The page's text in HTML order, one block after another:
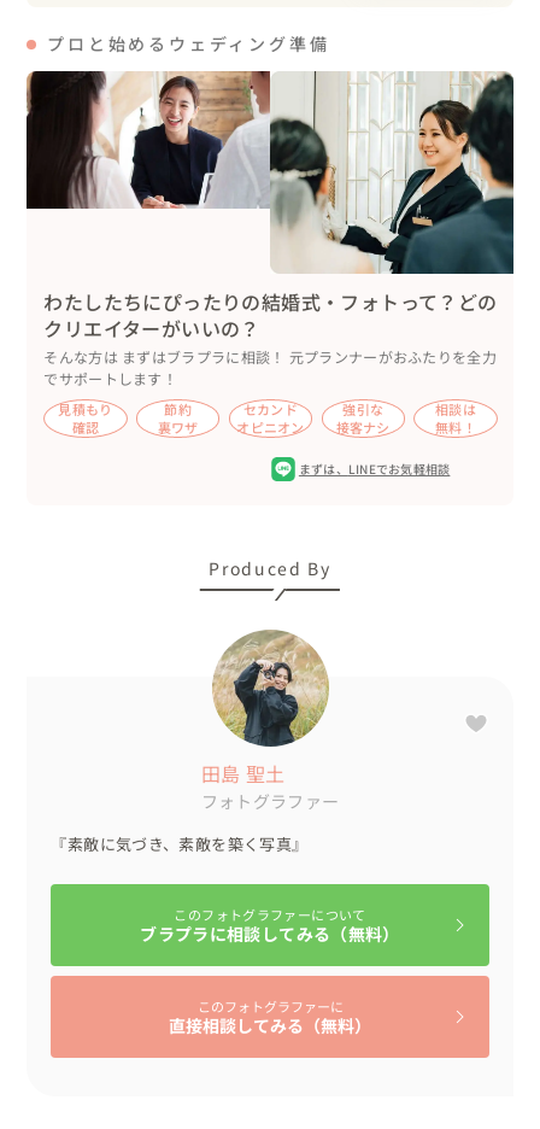
居酒屋のあとは、お父様の運転で「東山商店街」へ🚗
事前に商店街代表の方に許可をいただいており、撮影の際
には各店舗の方にご挨拶をしながら進めました。
「おめでとう！こんな所で撮るんやな！」と商店街の皆さ
んも温かく迎えてくださり、ありがたかったです😆
商店街の看板の下では、おふたりはその場で静止し、ご家
族には指示した方向へ歩いていただき、スローシャッター
撮影を。
ブレているのは、ご家族の皆さんです✨️（エキストラ役を
やっていただきました。）
お母様たちも「次はどうしたらよいの？」とノリノリで撮
影にご参加くださいました☺️
レトロな雰囲気で人気の自動販売機前では、ご両親が「こ
こでも撮るんや！」と興味津々に見守っていらっしゃいま
そのあとは、新婦様が幼少期を過ごされたマンション前
で、当時の写真を再現するカットを撮影。
立ち位置、背の高さ、ポーズや表情まで、昔の写真をお手
思い出話にも花が咲き、大盛り上がりとなりました！
新婦様は「よくここ行っててん」「この建物、こんなに小
さかったかな？」と懐かしそうに新郎様にお話しされてま
おふたりは終始、目を合わせてたくさん会話をされてお
その自然体な表情を逃さないよう、私もシャッターを切り
そして最後は、神戸といえば！の「メリケンパーク」へ🚗
ここでは、これまでのラフな雰囲気とは少し変え、クール
でスタイリッシュなポーズを意識して撮影を進めました。
プロと始めるウェディング準備
わたしたちにぴったりの結婚式・フォトって？どの
クリエイターがいいの？
そんな方は まずはブラプラに相談！ 元プランナーがおふたりを全力
でサポートします！
見積もり
確認
節約
裏ワザ
セカンド
オピニオン
強引な
接客ナシ
相談は
無料！
まずは、 LINEでお気軽相談
Produced By
田島 聖土
フォトグラファー
『素敵に気づき、素敵を築く写真』
このフォトグラファーについて
ブラプラに相談してみる（無料）
このフォトグラファーに
直接相談してみる（無料）